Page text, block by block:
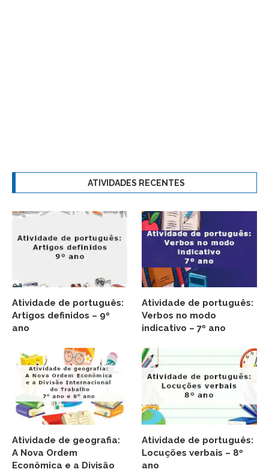
ATIVIDADES RECENTES
Atividade de português:
Artigos definidos – 9º
ano
Atividade de português:
Verbos no modo
indicativo – 7º ano
Atividade de geografia:
A Nova Ordem
Econômica e a Divisão
Atividade de português:
Locuções verbais – 8º
ano